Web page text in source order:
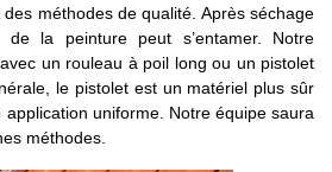
méthodes de qualité. Après séchage
de la peinture peut s’entamer. Notre
un rouleau à poil long ou un pistolet
le pistolet est un matériel plus sûr
application uniforme. Notre équipe saura
méthodes.